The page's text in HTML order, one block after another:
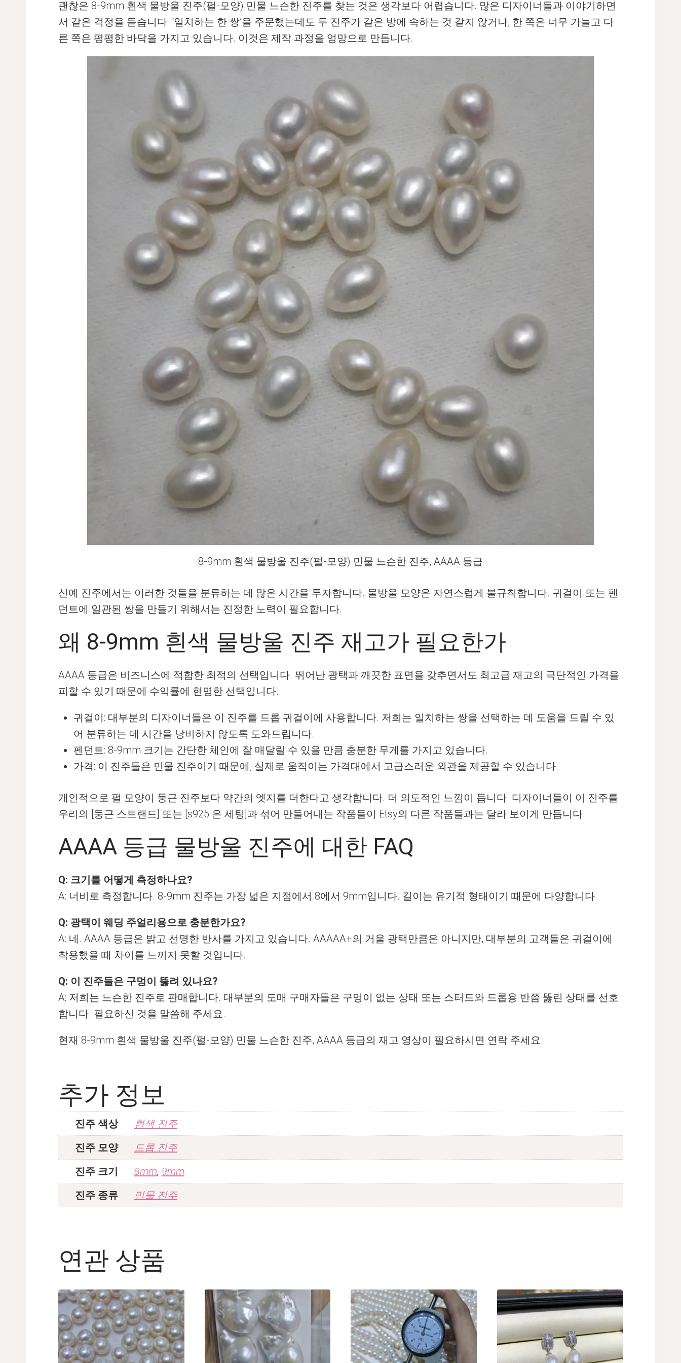
괜찮은 8-9mm 흰색 물방울 진주(펄-모양) 민물 느슨한 진주를 찾는 것은 생각보다 어렵습니다. 많은 디자이너들과 이야기하면
서 같은 걱정을 듣습니다: “일치하는 한 쌍’을 주문했는데도 두 진주가 같은 방에 속하는 것 같지 않거나, 한 쪽은 너무 가늘고 다
른 쪽은 평평한 바닥을 가지고 있습니다. 이것은 제작 과정을 엉망으로 만듭니다.
8-9mm 흰색 물방울 진주(펄-모양) 민물 느슨한 진주, AAAA 등급
신예 진주에서는 이러한 것들을 분류하는 데 많은 시간을 투자합니다. 물방울 모양은 자연스럽게 불규칙합니다. 귀걸이 또는 펜
던트에 일관된 쌍을 만들기 위해서는 진정한 노력이 필요합니다.
왜 8-9mm 흰색 물방울 진주 재고가 필요한가
AAAA 등급은 비즈니스에 적합한 최적의 선택입니다. 뛰어난 광택과 깨끗한 표면을 갖추면서도 최고급 재고의 극단적인 가격을
피할 수 있기 때문에 수익률에 현명한 선택입니다.
귀걸이: 대부분의 디자이너들은 이 진주를 드롭 귀걸이에 사용합니다. 저희는 일치하는 쌍을 선택하는 데 도움을 드릴 수 있
어 분류하는 데 시간을 낭비하지 않도록 도와드립니다.
펜던트: 8-9mm 크기는 간단한 체인에 잘 매달릴 수 있을 만큼 충분한 무게를 가지고 있습니다.
가격: 이 진주들은 민물 진주이기 때문에, 실제로 움직이는 가격대에서 고급스러운 외관을 제공할 수 있습니다.
개인적으로 펄 모양이 둥근 진주보다 약간의 엣지를 더한다고 생각합니다. 더 의도적인 느낌이 듭니다. 디자이너들이 이 진주를
우리의 [둥근 스트랜드] 또는 [s925 은 세팅]과 섞어 만들어내는 작품들이 Etsy의 다른 작품들과는 달라 보이게 만듭니다.
AAAA 등급 물방울 진주에 대한 FAQ
Q: 크기를 어떻게 측정하나요?
A: 너비로 측정합니다. 8-9mm 진주는 가장 넓은 지점에서 8에서 9mm입니다. 길이는 유기적 형태이기 때문에 다양합니다.
Q: 광택이 웨딩 주얼리용으로 충분한가요?
A: 네. AAAA 등급은 밝고 선명한 반사를 가지고 있습니다. AAAAA+의 거울 광택만큼은 아니지만, 대부분의 고객들은 귀걸이에
착용했을 때 차이를 느끼지 못할 것입니다.
Q: 이 진주들은 구멍이 뚫려 있나요?
A: 저희는 느슨한 진주로 판매합니다. 대부분의 도매 구매자들은 구멍이 없는 상태 또는 스터드와 드롭용 반쯤 뚫린 상태를 선호
합니다. 필요하신 것을 말씀해 주세요.
현재 8-9mm 흰색 물방울 진주(펄-모양) 민물 느슨한 진주, AAAA 등급의 재고 영상이 필요하시면 연락 주세요.
추가 정보
진주 색상
흰색 진주
진주 모양
드롭 진주
진주 크기
8mm, 9mm
진주 종류
민물 진주
연관 상품